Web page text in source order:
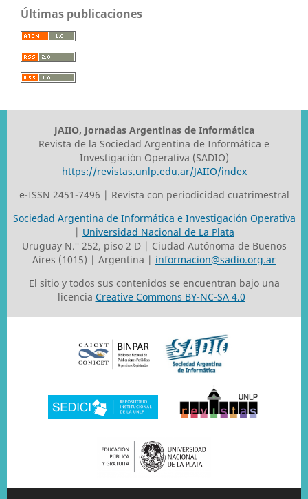
Últimas publicaciones
JAIIO, Jornadas Argentinas de Informática
Revista de la Sociedad Argentina de Informática e
Investigación Operativa (SADIO)
https://revistas.unlp.edu.ar/JAIIO/index
e-ISSN 2451-7496 | Revista con periodicidad cuatrimestral
Sociedad Argentina de Informática e Investigación Operativa
| Universidad Nacional de La Plata
Uruguay N.° 252, piso 2 D | Ciudad Autónoma de Buenos
Aires (1015) | Argentina | informacion@sadio.org.ar
El sitio y todos sus contenidos se encuentran bajo una
licencia Creative Commons BY-NC-SA 4.0